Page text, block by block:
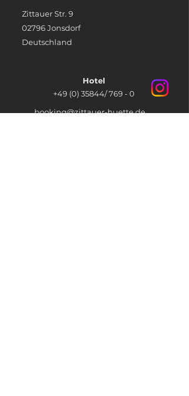
Unser Mai-Mittagsmenü
Zittauer Str. 9
02796 Jonsdorf
Deutschland
Hotel
+49 (0) 35844/ 769 - 0
booking@zittauer-huette.de